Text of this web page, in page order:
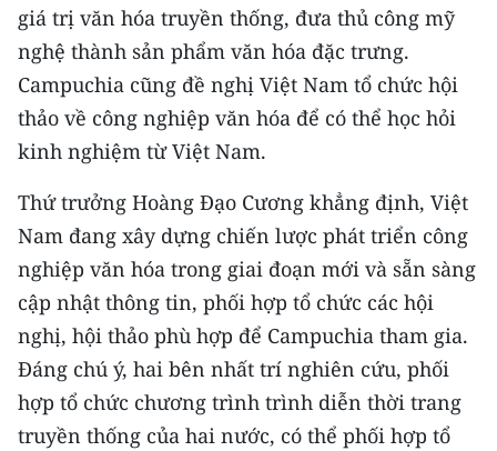
Duyên hải Nam Trung Bộ và Tây
Nguyên
Đông Nam Bộ
Đồng bằng sông Cửu Long
Chuyên trang Hà Nội
Chuyên trang TP. Hồ Chí Minh
CHUYÊN ĐỀ
CÁC CHUYÊN TRANG
VỀ BÁO NHÂN DÂN
giá trị văn hóa truyền thống, đưa thủ công mỹ
nghệ thành sản phẩm văn hóa đặc trưng.
Campuchia cũng đề nghị Việt Nam tổ chức hội
thảo về công nghiệp văn hóa để có thể học hỏi
kinh nghiệm từ Việt Nam.
Thứ trưởng Hoàng Đạo Cương khẳng định, Việt
Nam đang xây dựng chiến lược phát triển công
nghiệp văn hóa trong giai đoạn mới và sẵn sàng
cập nhật thông tin, phối hợp tổ chức các hội
nghị, hội thảo phù hợp để Campuchia tham gia.
Đáng chú ý, hai bên nhất trí nghiên cứu, phối
hợp tổ chức chương trình trình diễn thời trang
truyền thống của hai nước, có thể phối hợp tổ